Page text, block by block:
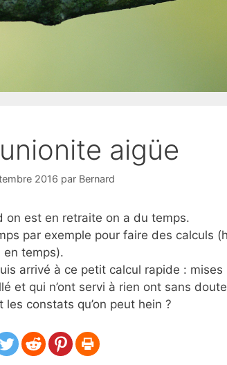
aigüe
2016 par Bernard
on est en retraite on a du temps.
par exemple pour faire des calculs
en temps).
arrivé à ce petit calcul rapide :
et qui n’ont servi à rien ont sans
les constats qu’on peut hein ?